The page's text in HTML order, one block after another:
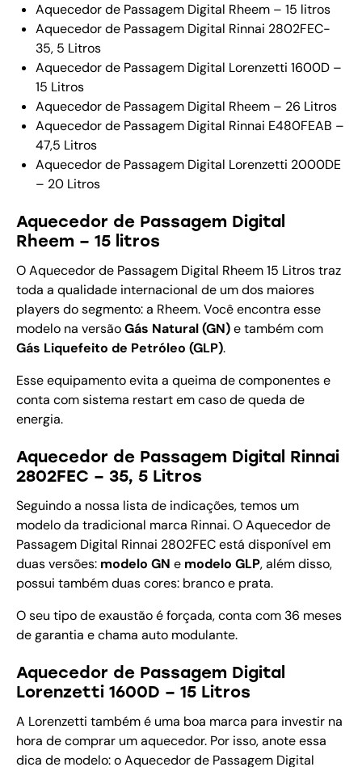
Aquecedor de Passagem Digital Rheem – 15 litros
Aquecedor de Passagem Digital Rinnai 2802FEC-
35, 5 Litros
Aquecedor de Passagem Digital Lorenzetti 1600D –
15 Litros
Aquecedor de Passagem Digital Rheem – 26 Litros
Aquecedor de Passagem Digital Rinnai E480FEAB –
47,5 Litros
Aquecedor de Passagem Digital Lorenzetti 2000DE
– 20 Litros
Aquecedor de Passagem Digital
Rheem – 15 litros
O Aquecedor de Passagem Digital Rheem 15 Litros traz
toda a qualidade internacional de um dos maiores
players do segmento: a Rheem. Você encontra esse
modelo na versãoGás Natural (GN)e também com
Gás Liquefeito de Petróleo (GLP).
Esse equipamento evita a queima de componentes e
conta com sistema restart em caso de queda de
energia.
Aquecedor de Passagem Digital Rinnai
2802FEC – 35, 5 Litros
Seguindo a nossa lista de indicações, temos um
modelo da tradicional marca Rinnai. O Aquecedor de
Passagem Digital Rinnai 2802FEC está disponível em
duas versões: modelo GN e modelo GLP, além disso,
possui também duas cores: branco e prata.
O seu tipo de exaustão é forçada, conta com 36 meses
de garantia e chama auto modulante.
Aquecedor de Passagem Digital
Lorenzetti 1600D – 15 Litros
A Lorenzetti também é uma boa marca para investir na
hora de comprar um aquecedor. Por isso, anote essa
dica de modelo: o Aquecedor de Passagem Digital